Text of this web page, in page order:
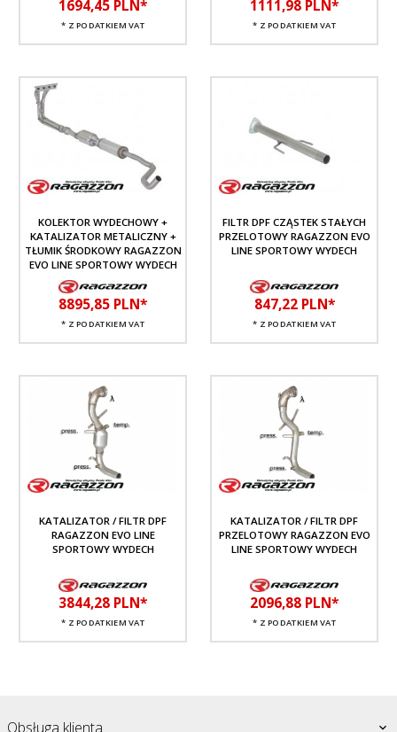
1694,45 PLN*
* Z PODATKIEM VAT
1111,98 PLN*
* Z PODATKIEM VAT
KOLEKTOR WYDECHOWY +
KATALIZATOR METALICZNY +
TŁUMIK ŚRODKOWY RAGAZZON
EVO LINE SPORTOWY WYDECH
8895,85 PLN*
* Z PODATKIEM VAT
FILTR DPF CZĄSTEK STAŁYCH
PRZELOTOWY RAGAZZON EVO
LINE SPORTOWY WYDECH
847,22 PLN*
* Z PODATKIEM VAT
KATALIZATOR / FILTR DPF
RAGAZZON EVO LINE
SPORTOWY WYDECH
3844,28 PLN*
* Z PODATKIEM VAT
KATALIZATOR / FILTR DPF
PRZELOTOWY RAGAZZON EVO
LINE SPORTOWY WYDECH
2096,88 PLN*
* Z PODATKIEM VAT
Obsługa klienta